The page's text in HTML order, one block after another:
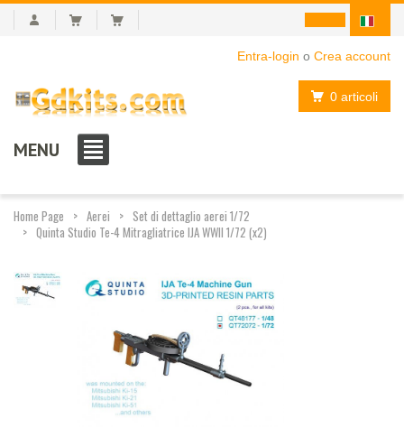
Entra-login o Crea account
0 articoli
MENU
Home Page Aerei
Set di dettaglio aerei 1/72
Quinta Studio Te-4 Mitragliatrice IJA WWII 1/72 (x2)